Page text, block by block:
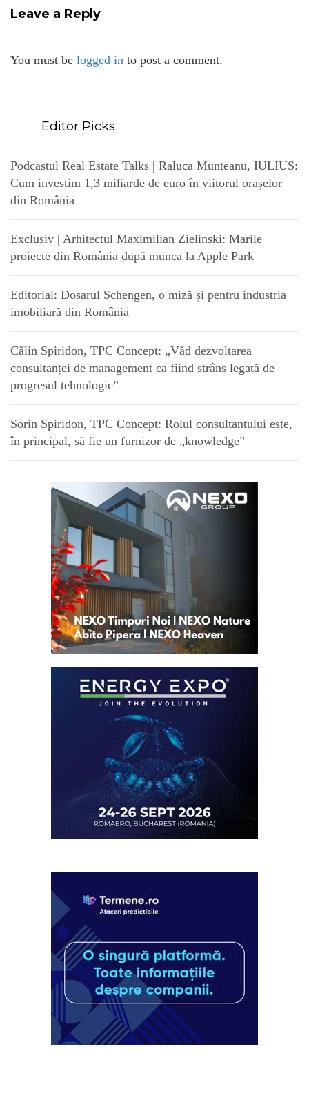
Leave a Reply
You must be logged in to post a comment.
Editor Picks
Podcastul Real Estate Talks | Raluca Munteanu, IULIUS:
Cum investim 1,3 miliarde de euro în viitorul orașelor
din România
Exclusiv | Arhitectul Maximilian Zielinski: Marile
proiecte din România după munca la Apple Park
Editorial: Dosarul Schengen, o miză și pentru industria
imobiliară din România
Călin Spiridon, TPC Concept: „Văd dezvoltarea
consultanței de management ca fiind strâns legată de
progresul tehnologic”
Sorin Spiridon, TPC Concept: Rolul consultantului este,
în principal, să fie un furnizor de „knowledge”